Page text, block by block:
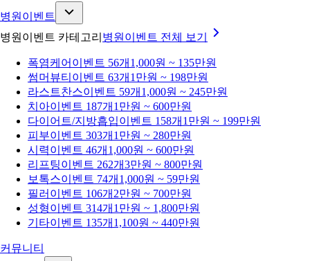
병원이벤트
병원이벤트 카테고리 병원이벤트 전체 보기
폭염케어 이벤트 56개 1,000원 ~ 135만원
썸머뷰티 이벤트 63개 1만원 ~ 198만원
라스트찬스이벤트 59개 1,000원 ~ 245만원
치아이벤트 187개 1만원 ~ 600만원
다이어트/지방흡입이벤트 158개 1만원 ~ 199만원
피부이벤트 303개 1만원 ~ 280만원
시력이벤트 46개 1,000원 ~ 600만원
리프팅이벤트 262개3만원 ~ 800만원
보톡스이벤트 74개 1,000원 ~ 59만원
필러 이벤트 106개 2만원 ~ 700만원
성형이벤트 314개 1만원 ~ 1,800만원
기타이벤트 135개 1,100원 ~ 440만원
커뮤니티